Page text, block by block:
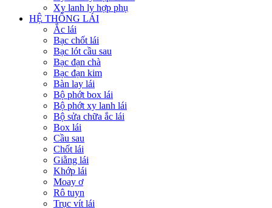
Xy lanh ly hợp phụ
HỆ THỐNG LÁI
Ắc lái
Bạc chốt lái
Bạc lót cầu sau
Bạc đạn chà
Bạc đạn kim
Bàn lay lái
Bộ phớt box lái
Bộ phớt xy lanh lái
Bộ sửa chữa ắc lái
Box lái
Cầu sau
Chốt lái
Giằng lái
Khớp lái
Moay ơ
Rô tuyn
Trục vít lái